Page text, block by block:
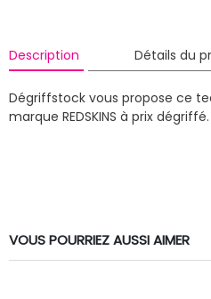
Description Détails du
Dégriffstock vous propose ce
marque REDSKINS à prix dégriffé.
VOUS POURRIEZ AUSSI AIMER